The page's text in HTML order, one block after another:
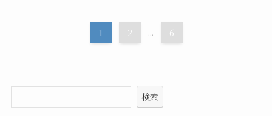
1 2 ... 6
検索